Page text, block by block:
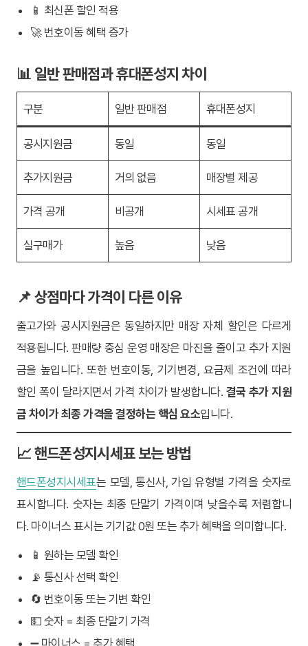
📱 최신폰 할인 적용
🚀 번호이동 혜택 증가
📊 일반 판매점과 휴대폰성지 차이
구분 일반 판매점 휴대폰성지
공시지원금 동일 동일
추가지원금 거의 없음 매장별 제공
가격 공개 비공개 시세표 공개
실구매가 높음 낮음
📌 상점마다 가격이 다른 이유
출고가와 공시지원금은 동일하지만 매장 자체 할인은 다르게
적용됩니다. 판매량 중심 운영 매장은 마진을 줄이고 추가 지원
금을 높입니다. 또한 번호이동, 기기변경, 요금제 조건에 따라
할인 폭이 달라지면서 가격 차이가 발생합니다. 결국 추가 지원
금 차이가 최종 가격을 결정하는 핵심 요소입니다.
📈 핸드폰성지시세표 보는 방법
핸드폰성지시세표는 모델, 통신사, 가입 유형별 가격을 숫자로
표시합니다. 숫자는 최종 단말기 가격이며 낮을수록 저렴합니
다. 마이너스 표시는 기기값 0원 또는 추가 혜택을 의미합니다.
📱 원하는 모델 확인
📡 통신사 선택 확인
🔄 번호이동 또는 기변 확인
💵 숫자 = 최종 단말기 가격
➖ 마이너스 = 추가 혜택